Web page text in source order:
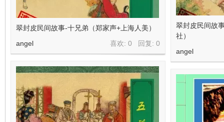
翠封皮民间故
社）
angel
翠封皮民间故事-十兄弟（郑家声+上海人美）
喜欢: 0 回复: 0
angel